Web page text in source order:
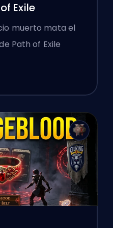
Exile
muerto mata el
Path of Exile